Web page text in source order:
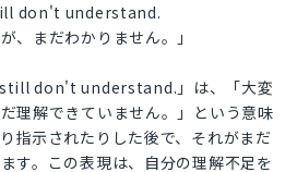
don't understand.
、まだわかりません。」
don't understand.」は、「大変
理解できていません。」という意味
指示されたりした後で、それがまだ
す。この表現は、自分の理解不足を